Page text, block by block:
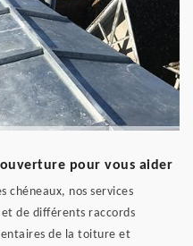
pour vous aider
chéneaux, nos services
de différents raccords
de la toiture et